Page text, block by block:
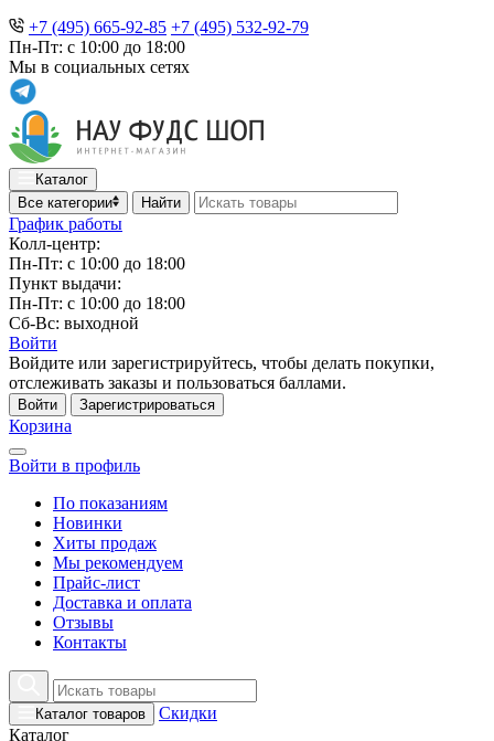
+7 (495) 665-92-85 +7 (495) 532-92-79
Пн-Пт: с 10:00 до 18:00
Мы в социальных сетях
Каталог
Все категории
Найти
График работы
Колл-центр:
Пн-Пт: с 10:00 до 18:00
Пункт выдачи:
Пн-Пт: с 10:00 до 18:00
Сб-Вс: выходной
Войти
Войдите или зарегистрируйтесь, чтобы делать покупки,
отслеживать заказы и пользоваться баллами.
Войти Зарегистрироваться
Корзина
Войти в профиль
По показаниям
Новинки
Хиты продаж
Мы рекомендуем
Прайс-лист
Доставка и оплата
Отзывы
Контакты
Каталог товаров
Скидки
Каталог